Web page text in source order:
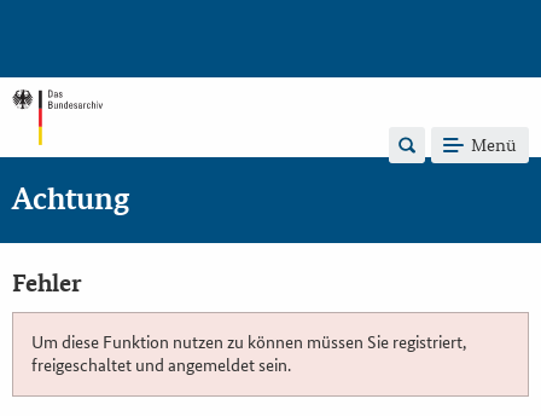
Menü
Achtung
Fehler
Um diese Funktion nutzen zu können müssen Sie registriert,
freigeschaltet und angemeldet sein.